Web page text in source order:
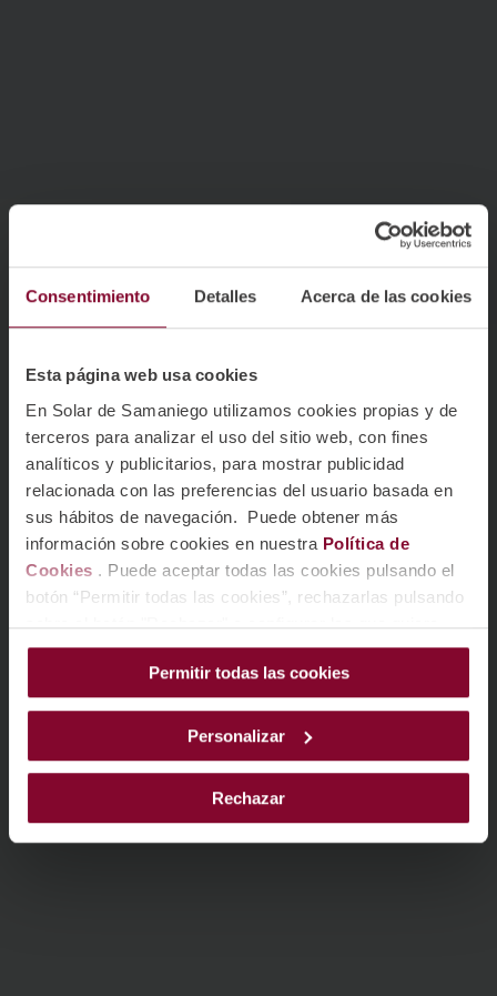
Consentimiento Detalles Acerca de las cookies
Esta página web usa cookies
En Solar de Samaniego utilizamos cookies propias y de
terceros para analizar el uso del sitio web, con fines
analíticos y publicitarios, para mostrar publicidad
relacionada con las preferencias del usuario basada en
sus hábitos de navegación. Puede obtener más
información sobre cookies en nuestra Política de
Cookies . Puede aceptar todas las cookies pulsando el
botón “Permitir todas las cookies”, rechazarlas pulsando
sobre el botón "Rechazar" o configurar las que quiere
instalar pulsando el botón de “Personalizar”.
Permitir todas las cookies
Personalizar
Rechazar